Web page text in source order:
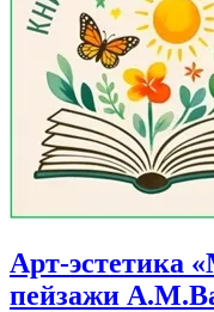
Арт-эстетика
пейзажи